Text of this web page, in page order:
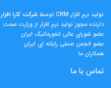
تولید نرم افزار CRM توسط
شرکت کارا
دارنده مجوز تولید نرم افزار از وزارت صمت
عضو شورای عالی انفورماتیک ایران
عضو انجمن صنفی رایانه ای ایران
همکاران ما
تماس با ما